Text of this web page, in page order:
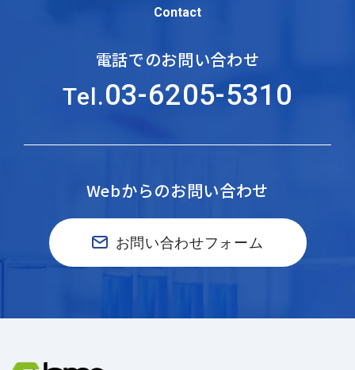
Contact
電話でのお問い合わせ
Tel.03-6205-5310
Webからのお問い合わせ
お問い合わせフォーム